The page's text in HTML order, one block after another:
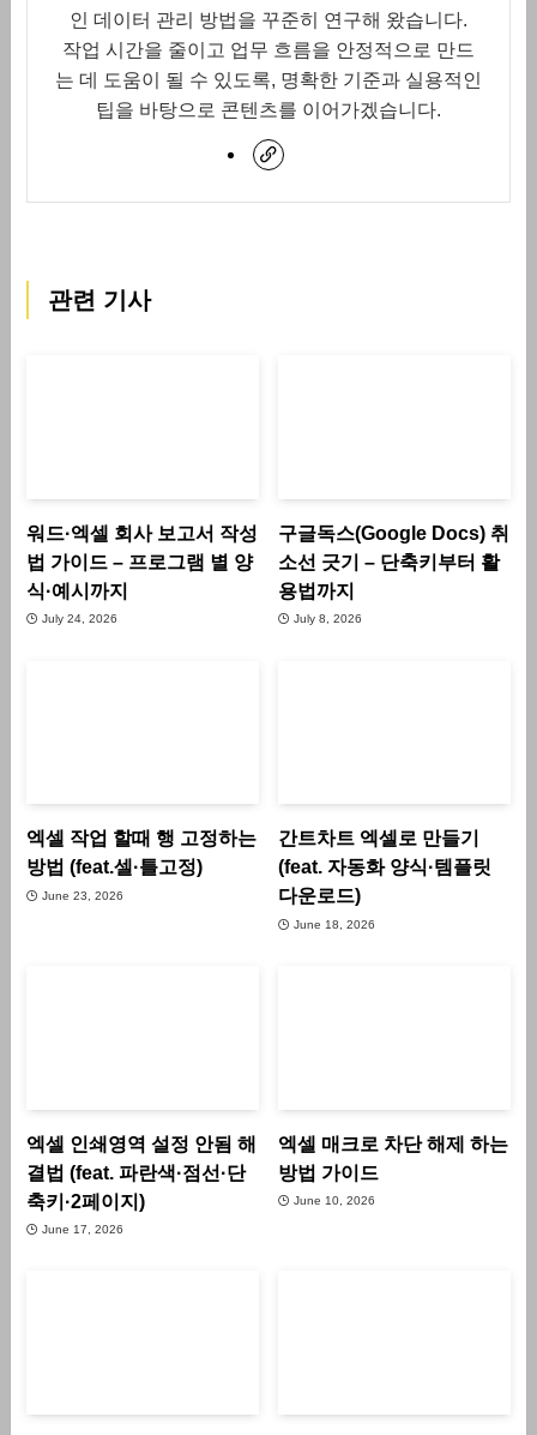
인 데이터 관리 방법을 꾸준히 연구해 왔습니다.
작업 시간을 줄이고 업무 흐름을 안정적으로 만드
는 데 도움이 될 수 있도록, 명확한 기준과 실용적인
팁을 바탕으로 콘텐츠를 이어가겠습니다.
관련 기사
워드·엑셀 회사 보고서 작성
법 가이드 – 프로그램 별 양
식·예시까지
July 24, 2026
구글독스(Google Docs) 취
소선 긋기 – 단축키부터 활
용법까지
July 8, 2026
엑셀 작업 할때 행 고정하는
방법 (feat.셀·틀고정)
June 23, 2026
간트차트 엑셀로 만들기
(feat. 자동화 양식·템플릿
다운로드)
June 18, 2026
엑셀 인쇄영역 설정 안됨 해
결법 (feat. 파란색·점선·단
축키·2페이지)
June 17, 2026
엑셀 매크로 차단 해제 하는
방법 가이드
June 10, 2026